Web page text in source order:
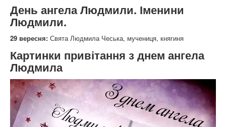
Рецепти
День ангела Людмили. Іменини
Людмили.
29 вересня: Свята Людмила Чеська, мучениця, княгиня
Картинки привітання з днем ангела
Людмила